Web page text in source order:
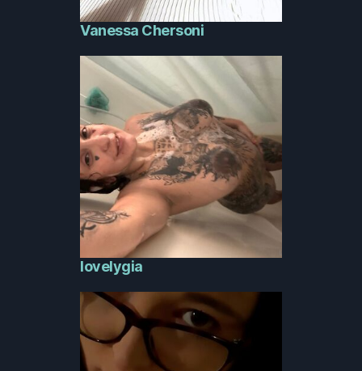
Vanessa Chersoni
lovelygia